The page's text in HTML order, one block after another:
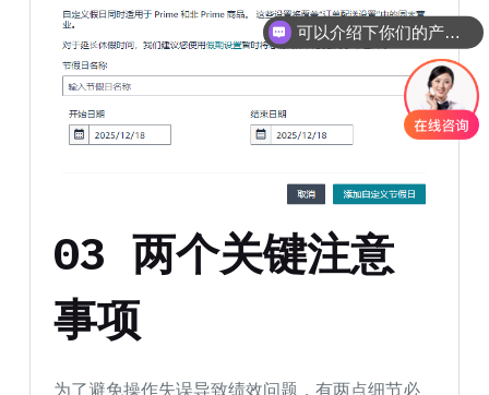
03 两个关键注意
事项
为了避免操作失误导致绩效问题，有两点细节必
可以介绍下你们的产品么